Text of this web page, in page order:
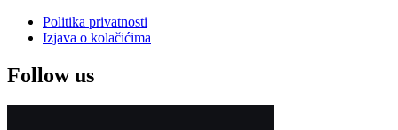
Politika privatnosti
Izjava o kolačićima
Follow us